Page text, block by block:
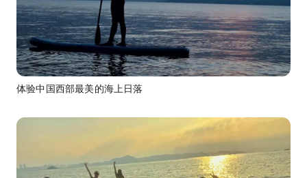
体验中国西部最美的海上日落